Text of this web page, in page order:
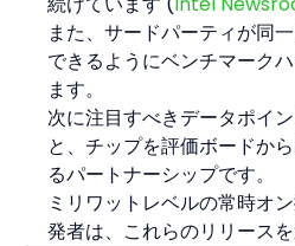
また、サードパーティが同
できるようにベンチマーク
ます。
次に注目すべきデータポイ
と、チップを評価ボードか
るパートナーシップです。
ミリワットレベルの常時オ
発者は、これらのリリースを